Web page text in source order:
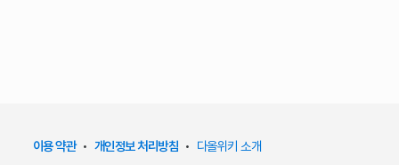
이용 약관• 개인정보 처리방침 • 다올위키 소개